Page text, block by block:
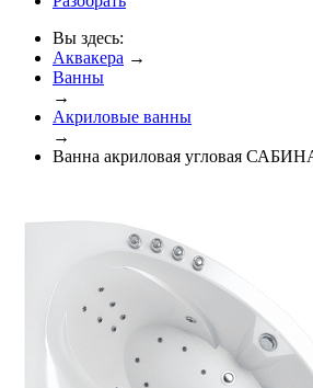
Вы здесь:
Аквакера →
Ванны
→
Акриловые ванны
→
Ванна акриловая угловая